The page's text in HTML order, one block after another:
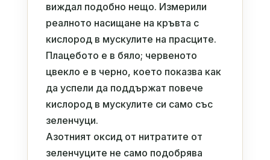
виждал подобно нещо. Измерили
реалното насищане на кръвта с
кислород в мускулите на прасците.
Плацебото е в бяло; червеното
цвекло е в черно, което показва как
да успели да поддържат повече
кислород в мускулите си само със
зеленчуци.
Азотният оксид от нитратите от
зеленчуците не само подобрява